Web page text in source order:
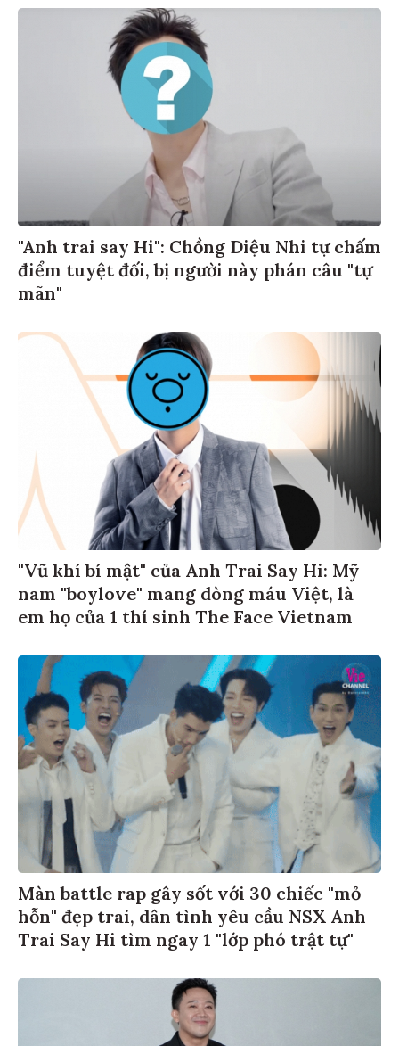
"Anh trai say Hi": Chồng Diệu Nhi tự chấm
điểm tuyệt đối, bị người này phán câu "tự
mãn"
"Vũ khí bí mật" của Anh Trai Say Hi: Mỹ
nam "boylove" mang dòng máu Việt, là
em họ của 1 thí sinh The Face Vietnam
Màn battle rap gây sốt với 30 chiếc "mỏ
hỗn" đẹp trai, dân tình yêu cầu NSX Anh
Trai Say Hi tìm ngay 1 "lớp phó trật tự"